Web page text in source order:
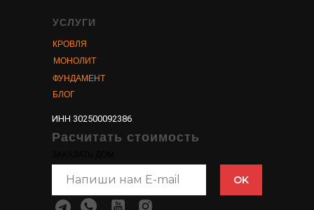
УСЛУГИ
OK
Расчитать стоимость
КРОВЛЯ
МОНОЛИТ
ФУНДАМЕНТ
БЛОГ
ИНН 302500092386